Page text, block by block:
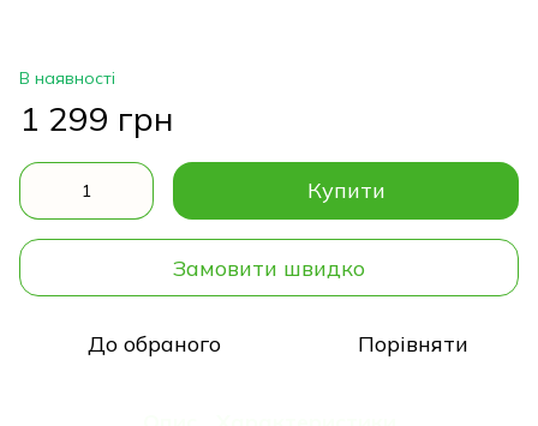
В наявності
1 299 грн
Купити
Замовити швидко
До обраного Порівняти